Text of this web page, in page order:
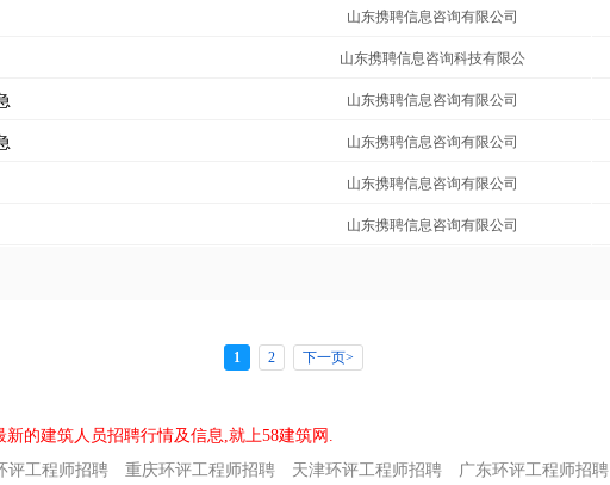
山东携聘信息咨询有限公司
山东携聘信息咨询科技有限公
山东携聘信息咨询有限公司
山东携聘信息咨询有限公司
山东携聘信息咨询有限公司
山东携聘信息咨询有限公司
1 2 下一页>
的建筑人员招聘行情及信息,就上58建筑网.
评工程师招聘 重庆环评工程师招聘 天津环评工程师招聘 广东环评工程师招聘